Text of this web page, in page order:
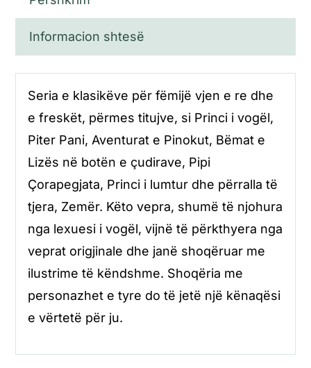
Informacion shtesë
Seria e klasikëve për fëmijë vjen e re dhe
e freskët, përmes titujve, si Princi i vogël,
Piter Pani, Aventurat e Pinokut, Bëmat e
Lizës në botën e çudirave, Pipi
Çorapegjata, Princi i lumtur dhe përralla të
tjera, Zemër. Këto vepra, shumë të njohura
nga lexuesi i vogël, vijnë të përkthyera nga
veprat origjinale dhe janë shoqëruar me
ilustrime të këndshme. Shoqëria me
personazhet e tyre do të jetë një kënaqësi
e vërtetë për ju.